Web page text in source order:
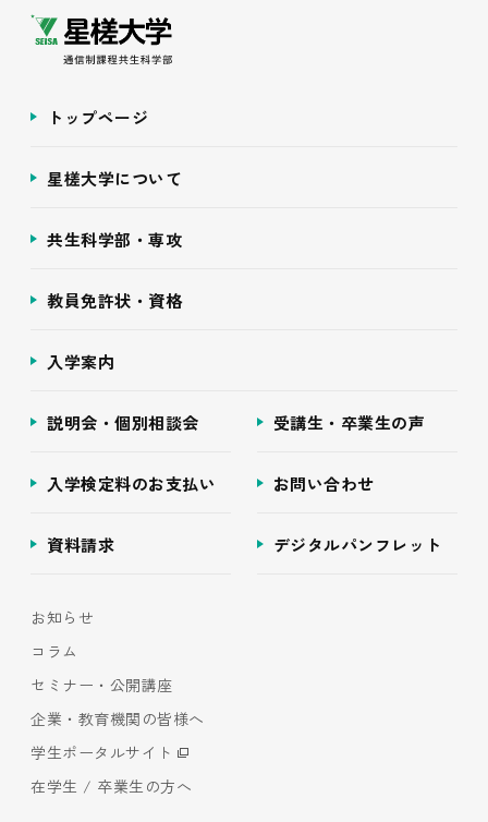
トップページ
星槎大学について
共生科学部・専攻
教員免許状・資格
入学案内
説明会・個別相談会 受講生・卒業生の声
入学検定料のお支払い お問い合わせ
資料請求 デジタルパンフレット
お知らせ
コラム
セミナー・公開講座
企業・教育機関の皆様へ
学生ポータルサイト
在学生 / 卒業生の方へ